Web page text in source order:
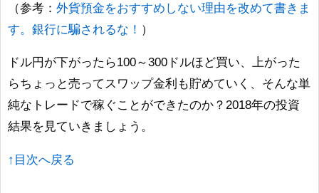
（参考： 外貨預金をおすすめしない理由を改めて書きま
す。銀行に騙されるな！ ）
ドル円が下がったら100～300ドルほど買い、上がった
らちょっと売ってスワップ金利も貯めていく、そんな単
純なトレードで稼ぐことができたのか？2018年の投資
結果を見ていきましょう。
↑目次へ戻る